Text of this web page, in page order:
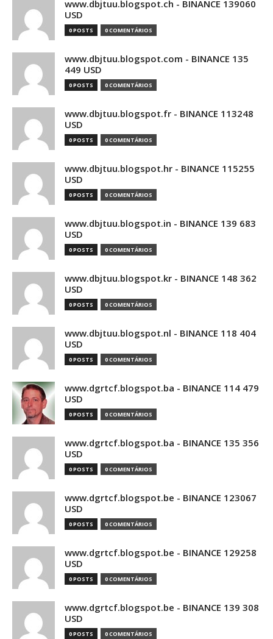
www.dbjtuu.blogspot.ch - BINANCE 139060
USD
0 POSTS 0 COMENTÁRIOS
www.dbjtuu.blogspot.com - BINANCE 135
449 USD
0 POSTS 0 COMENTÁRIOS
www.dbjtuu.blogspot.fr - BINANCE 113248
USD
0 POSTS 0 COMENTÁRIOS
www.dbjtuu.blogspot.hr - BINANCE 115255
USD
0 POSTS 0 COMENTÁRIOS
www.dbjtuu.blogspot.in - BINANCE 139 683
USD
0 POSTS 0 COMENTÁRIOS
www.dbjtuu.blogspot.kr - BINANCE 148 362
USD
0 POSTS 0 COMENTÁRIOS
www.dbjtuu.blogspot.nl - BINANCE 118 404
USD
0 POSTS 0 COMENTÁRIOS
www.dgrtcf.blogspot.ba - BINANCE 114 479
USD
0 POSTS 0 COMENTÁRIOS
www.dgrtcf.blogspot.ba - BINANCE 135 356
USD
0 POSTS 0 COMENTÁRIOS
www.dgrtcf.blogspot.be - BINANCE 123067
USD
0 POSTS 0 COMENTÁRIOS
www.dgrtcf.blogspot.be - BINANCE 129258
USD
0 POSTS 0 COMENTÁRIOS
www.dgrtcf.blogspot.be - BINANCE 139 308
USD
0 POSTS 0 COMENTÁRIOS